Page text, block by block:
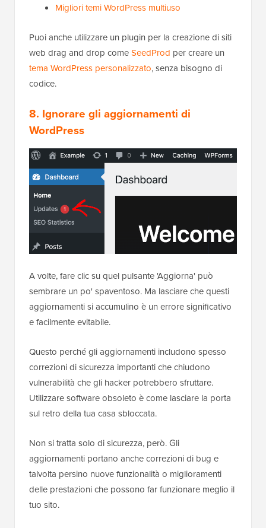
Migliori temi WordPress multiuso
Puoi anche utilizzare un plugin per la creazione di siti
web drag and drop comeSeedProd per creare un
tema WordPress personalizzato, senza bisogno di
codice.
8. Ignorare gli aggiornamenti di
WordPress
A volte, fare clic su quel pulsante 'Aggiorna' può
sembrare un po' spaventoso. Ma lasciare che questi
aggiornamenti si accumulino è un errore significativo
e facilmente evitabile.
Questo perché gli aggiornamenti includono spesso
correzioni di sicurezza importanti che chiudono
vulnerabilità che gli hacker potrebbero sfruttare.
Utilizzare software obsoleto è come lasciare la porta
sul retro della tua casa sbloccata.
Non si tratta solo di sicurezza, però. Gli
aggiornamenti portano anche correzioni di bug e
talvolta persino nuove funzionalità o miglioramenti
delle prestazioni che possono far funzionare meglio il
tuo sito.